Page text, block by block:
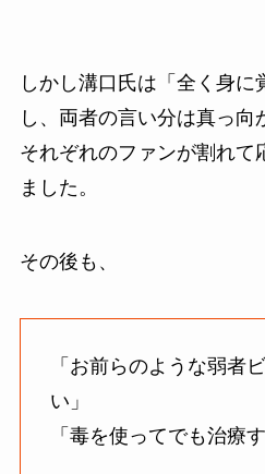
しかし溝口氏は「全く身に
し、両者の言い分は真っ向
それぞれのファンが割れて
ました。
その後も、
「お前らのような弱者
い」
「毒を使ってでも治療す